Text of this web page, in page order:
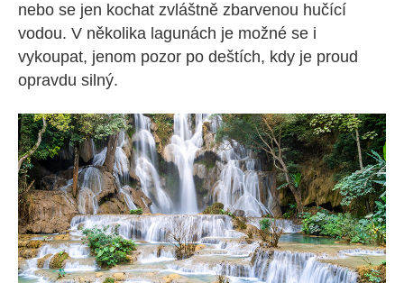
nebo se jen kochat zvláštně zbarvenou hučící
vodou. V několika lagunách je možné se i
vykoupat, jenom pozor po deštích, kdy je proud
opravdu silný.